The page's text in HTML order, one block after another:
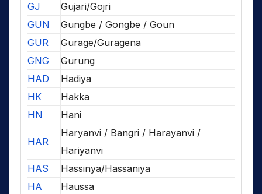
GJ
Gujari/Gojri
GUN
Gungbe / Gongbe / Goun
GUR
Gurage/Guragena
GNG
Gurung
HAD
Hadiya
HK
Hakka
HN
Hani
HAR
Haryanvi / Bangri / Harayanvi /
Hariyanvi
HAS
Hassinya/Hassaniya
HA
Haussa